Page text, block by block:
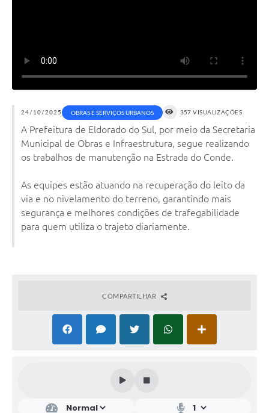
24/10/2025 OBRAS E SERVIÇOS URBANOS 357 VISUALIZAÇÕES
A Prefeitura de Eldorado do Sul, por meio da Secretaria
Municipal de Obras e Infraestrutura, segue realizando
os trabalhos de manutenção na Estrada do Conde.
As equipes estão atuando na recuperação do leito da
via e no nivelamento do terreno, garantindo mais
segurança e melhores condições de trafegabilidade
para quem utiliza o trajeto diariamente.
COMPARTILHAR